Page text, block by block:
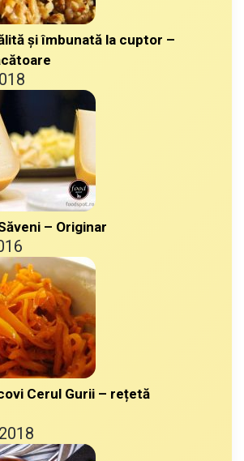
și îmbunată la cuptor –
– Originar
Cerul Gurii – rețetă